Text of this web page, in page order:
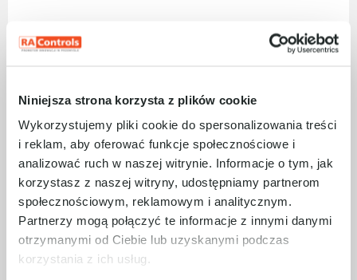
Niniejsza strona korzysta z plików cookie
Wykorzystujemy pliki cookie do spersonalizowania treści
i reklam, aby oferować funkcje społecznościowe i
analizować ruch w naszej witrynie. Informacje o tym, jak
korzystasz z naszej witryny, udostępniamy partnerom
społecznościowym, reklamowym i analitycznym.
Partnerzy mogą połączyć te informacje z innymi danymi
otrzymanymi od Ciebie lub uzyskanymi podczas
korzystania z ich usług.
ZOBACZ RÓWNIEŻ: TERMINALE
FactoryTalk® Optix™ to najnowsza, oparta na
Rockwell Automation. Platforma pozwala
projektować, testować i wdrażać aplikacje w
sposób zdalny w środowisku FactoryTalk
Hub, oferując zupełnie nowe możliwości
współpracy przy projektach.
Integracja paneli z oprogramowaniem
FactoryTalk® Optix™, umożliwia dostęp do
danych procesowych w chmurze z